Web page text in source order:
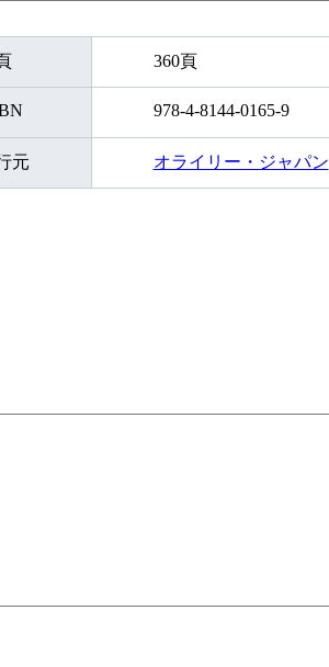
360頁
978-4-8144-0165-9
元 オライリー・ジャパン